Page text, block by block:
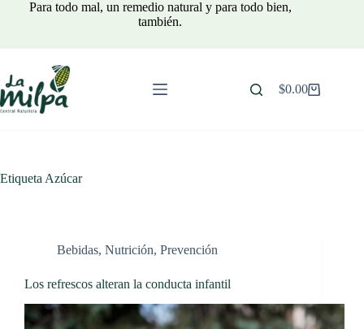
Para todo mal, un remedio natural y para todo bien,
también.
Carro
$0.00
Etiqueta Azúcar
Bebidas, Nutrición, Prevención
Los refrescos alteran la conducta infantil